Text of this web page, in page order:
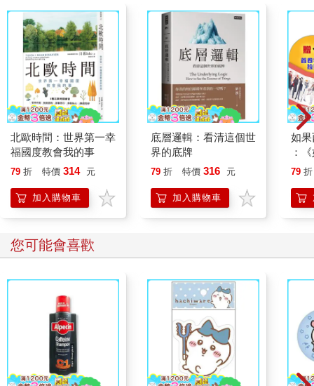
點，與故事中臺灣東部海岸作為類比，當自己在南法旅行時，參
訪這些景點，看到很多和臺灣東部類似的景色，其實身為作者，
可以想像若是改編為法國版本的故事場景及畫面。法國代表聽了
以後似乎很感興趣，又留了下來，繼續聽了更多關於臺灣的介
紹。
雖然明顯觀察得出來，在國際影視改編市場中，強調的是故事內
容的跨國共通性。比如這次《人性的試煉》，因為故事中對於
「人性」描寫，還有人物們對衝突事件的各種反應與抉擇，以及
故事的懸疑堆疊及真相多次翻轉，具有跨越國界、文化的共通
性，這個特色在釜山國際影展中，就曾被不同影視代表提及，或
給有興趣的創作朋友們一個參考。
然而即便國際影視改編市場偏好如此，自己還是和瑞士作家Luca
的創作理念相近，作品的跨國共通性，會是受到目前國際影視改
要有更多創作者一起共同努力，比如各國歷史相關，深具在地性
的創作作品。或許因為自己和Luca一樣，寫作只是業餘愛好興
袱，故還是會想繼續創作自己所想分享的故事給讀者朋友。
這也是自己這次在南法參訪馬諦斯及夏卡爾美術館的深深感觸，
這些大師們在開創自己新穎流派及特色初期也很艱辛，甚至多有
受到當時主流市場評論者的冷漠、揶揄，甚至嘲笑，但在大師們
對於自己創作理念的堅持下，反而開創了新的市場觀感及創作流
派，這確實相當令人對大師們肅然起敬及深深感動，也提供給創
作朋友們，對於創作是否需要符合及追求當前市場考量的另一種
北歐時間：世界第一幸
福國度教會我的事
79 折 特價 314 元
加入購物車
底層邏輯：看清這個世
界的底牌
79 折 特價 316 元
加入購物車
如
：
喵
79 折
您可能會喜歡